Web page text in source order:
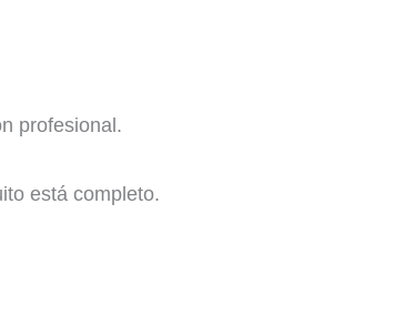
profesional.
está completo.